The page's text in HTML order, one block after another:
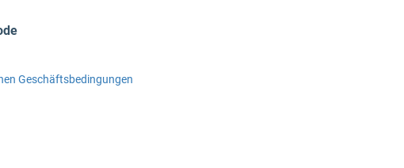
Geschäftsbedingungen